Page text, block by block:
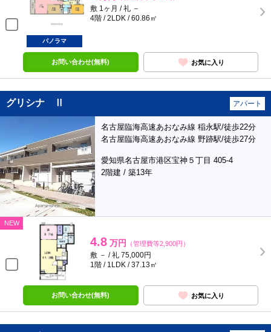
敷 1ヶ月 / 礼 －
4階 / 2LDK / 60.86㎡
パノラマ
お問い合わせ(無料) お気に入り
グリシナ Ⅱ アパート
名古屋臨海高速あおなみ線 稲永駅/徒歩22分
名古屋臨海高速あおなみ線 野跡駅/徒歩27分
愛知県名古屋市港区宝神５丁目 405-4
2階建 / 築13年
NEW
4.8 万円 （管理費等2,900円）
敷 － / 礼 75,000円
1階 / 1LDK / 37.13㎡
お問い合わせ(無料) お気に入り